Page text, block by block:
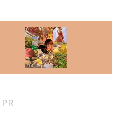
You Forget Me” ของ Astrid S
Vocals, Guitar: Leon (Natsu
no Film)
PR